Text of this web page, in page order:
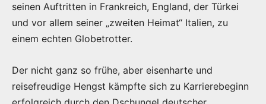
seinen Auftritten in Frankreich, England, der Türkei
und vor allem seiner „zweiten Heimat“ Italien, zu
einem echten Globetrotter.
Der nicht ganz so frühe, aber eisenharte und
reisefreudige Hengst kämpfte sich zu Karrierebeginn